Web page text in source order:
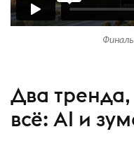
Два
всё: AI и